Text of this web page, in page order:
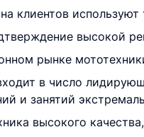
клиентов используют
высокой
рынке
в число
и занятий
высокого